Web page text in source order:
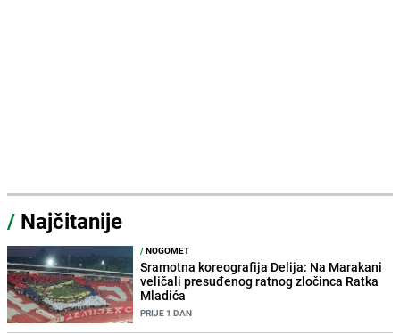
/ Najčitanije
/NOGOMET
Sramotna koreografija Delija: Na Marakani
veličali presuđenog ratnog zločinca Ratka
Mladića
PRIJE 1 DAN